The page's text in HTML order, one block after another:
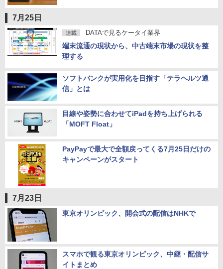
7月25日
連載 DATAで見るケータイ業界
端末流通の現状から、中古端末市場の現状を整
理する
ソフトバンクが実用化を目指す「テラヘルツ通
信」とは
目線や姿勢に合わせてiPadを持ち上げられる
「MOFT Float」
PayPayで最大で全額戻ってくる7月25日だけの
キャンペーンがスタート
7月23日
東京オリンピック、開会式の配信はNHKで
スマホで観る東京オリンピック、中継・配信サ
イトまとめ